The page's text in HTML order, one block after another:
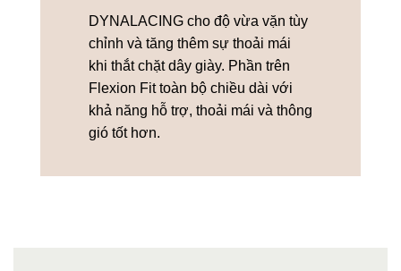
DYNALACING cho độ vừa vặn tùy
chỉnh và tăng thêm sự thoải mái
khi thắt chặt dây giày. Phần trên
Flexion Fit toàn bộ chiều dài với
khả năng hỗ trợ, thoải mái và thông
gió tốt hơn.